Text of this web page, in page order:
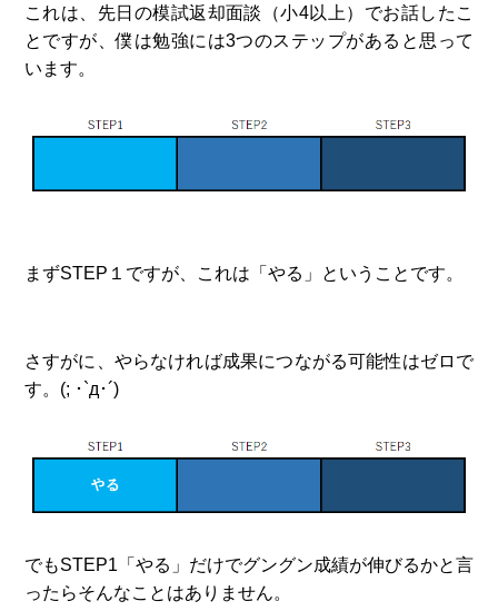
これは、先日の模試返却面談（小4以上）でお話したこ
とですが、僕は勉強には3つのステップがあると思って
います。
まずSTEP１ですが、これは「やる」ということです。
さすがに、やらなければ成果につながる可能性はゼロで
す。(; ･`д･´)
でもSTEP1「やる」だけでグングン成績が伸びるかと言
ったらそんなことはありません。